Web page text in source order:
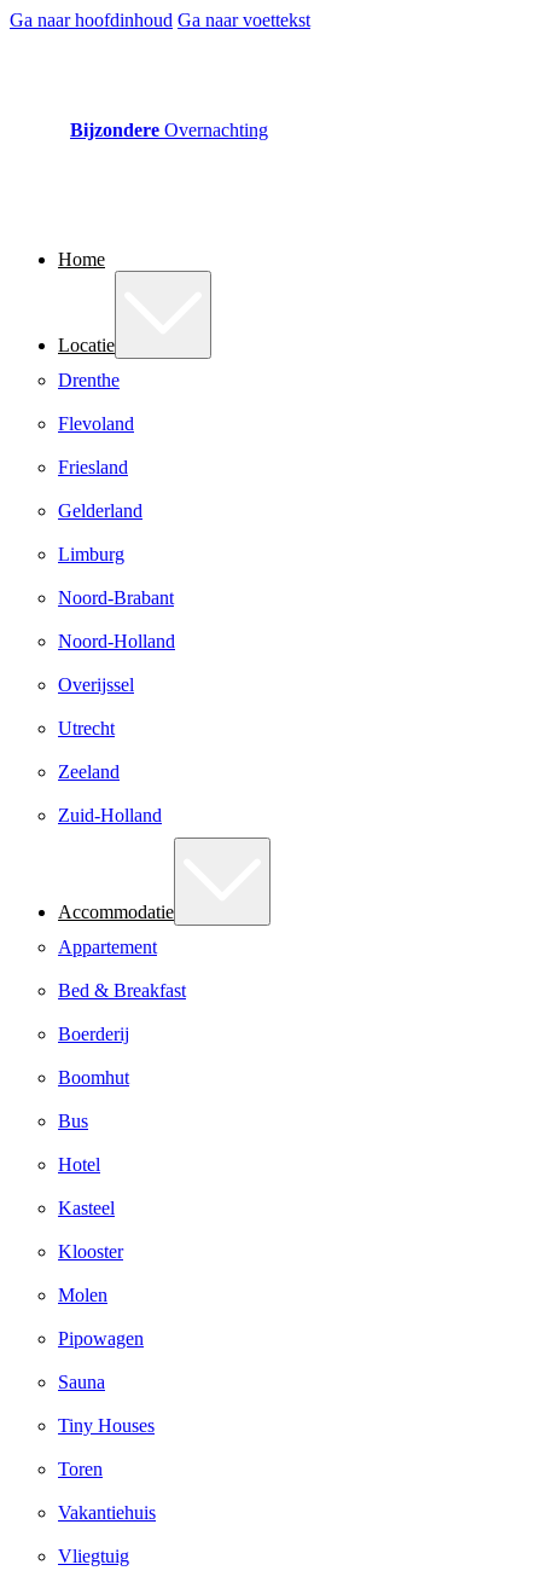
Ga naar hoofdinhoud Ga naar voettekst
Bijzondere Overnachting
Home
Locatie
Drenthe
Flevoland
Friesland
Gelderland
Limburg
Noord-Brabant
Noord-Holland
Overijssel
Utrecht
Zeeland
Zuid-Holland
Accommodatie
Appartement
Bed & Breakfast
Boerderij
Boomhut
Bus
Hotel
Kasteel
Klooster
Molen
Pipowagen
Sauna
Tiny Houses
Toren
Vakantiehuis
Vliegtuig